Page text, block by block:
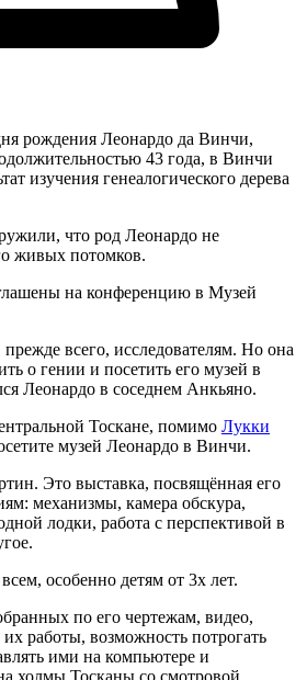
рождения Леонардо да Винчи,
43 года, в Винчи
изучения генеалогического дерева
что род Леонардо не
живых потомков.
на конференцию в Музей
всего, исследователям. Но она
о гении и посетить его музей в
Леонардо в соседнем Анкьяно.
Тоскане, помимо Лукки
музей Леонардо в Винчи.
Это выставка, посвящённая его
механизмы, камера обскура,
лодки, работа с перспективой в
особенно детям от 3х лет.
по его чертежам, видео,
работы, возможность потрогать
ими на компьютере и
холмы Тосканы со смотровой